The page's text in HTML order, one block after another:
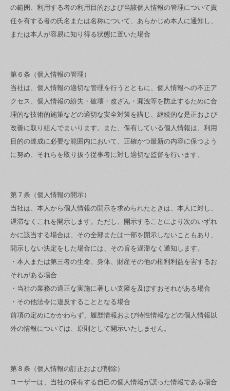
の範囲、利用する者の利用目的および当該個人情報の管理について責
任を有する者の氏名または名称について、あらかじめ本人に通知し、
または本人が容易に知り得る状態に置いた場合
第６条（個人情報の管理）
当社は、個人情報の適切な管理を行うとともに、個人情報への不正ア
クセス、個人情報の紛失・破壊・改ざん・漏洩等を防止するために合
理的な技術的施策などの適切な安全対策を講じ、継続的な是正および
改善に取り組んでまいります。また、保有している個人情報は、利用
目的の達成に必要な範囲内において、正確かつ最新の内容に保つよう
に努め、それらを取り扱う従事者に対し適切な監督を行います。
第７条（個人情報の開示）
当社は、本人から個人情報の開示を求められたときは、本人に対し、
遅滞なくこれを開示します。ただし、開示することにより次のいずれ
かに該当する場合は、その全部または一部を開示しないこともあり、
開示しない決定をした場合には、その旨を遅滞なく通知します。
・本人または第三者の生命、身体、財産その他の権利利益を害するお
それがある場合
・当社の業務の適正な実施に著しい支障を及ぼすおそれがある場合
・その他法令に違反することとなる場合
前項の定めにかかわらず、履歴情報および特性情報などの個人情報以
外の情報については、原則として開示いたしません。
第８条（個人情報の訂正および削除）
ユーザーは、当社の保有する自己の個人情報が誤った情報である場合